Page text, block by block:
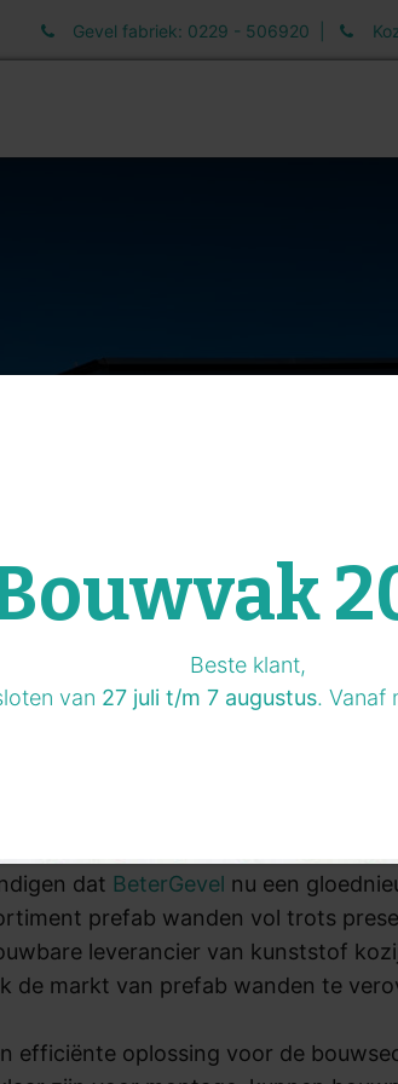
Gevel fabriek: 0229 - 506920 |
dat BeterGevel nu een
prefab wanden vol trots
leverancier van kunststof
de markt van prefab wanden te
efficiënte oplossing voor de
Beste klant,
van 27 juli t/m 7 augustus. Vanaf